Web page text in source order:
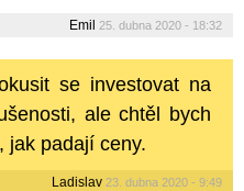
Emil 25. dubna 2020 - 18:32
se investovat na
ale chtěl bych
jak padají ceny.
Ladislav 23. dubna 2020 - 9:49